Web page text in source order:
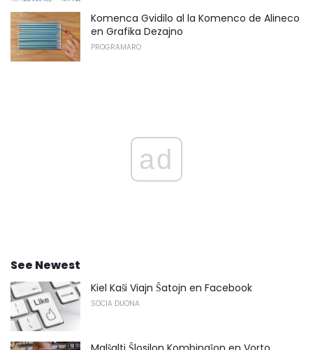
Komenca Gvidilo al la Komenco de Alineco
en Grafika Dezajno
PROGRAMARO
ad
See Newest
Kiel Kaŝi Viajn Ŝatojn en Facebook
SOCIA DUONA